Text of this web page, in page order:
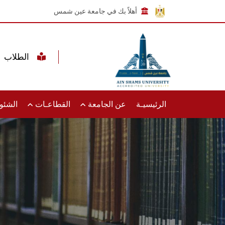
أهلاً بك في جامعة عين شمس
الرئيسيـة عن الجامعة القطاعـات